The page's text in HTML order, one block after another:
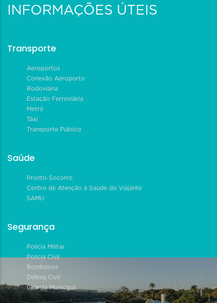
INFORMAÇÕES ÚTEIS
Transporte
Aeroportos
Conexão Aeroporto
Rodoviária
Estação Ferroviária
Metrô
Táxi
Transporte Público
Saúde
Pronto-Socorro
Centro de Atenção à Saúde do Viajante
SAMU
Segurança
Polícia Militar
Polícia Civil
Bombeiros
Defesa Civil
Guarda Municipal